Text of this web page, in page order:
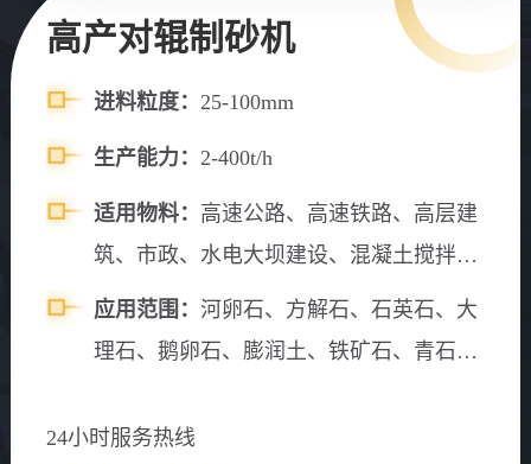
高产对辊制砂机
进料粒度： 25-100mm
生产能力： 2-400t/h
适用物料： 高速公路、高速铁路、高层建
筑、市政、水电大坝建设、混凝土搅拌
站、砂石料场等。
应用范围： 河卵石、方解石、石英石、大
理石、鹅卵石、膨润土、铁矿石、青石、
花岗岩、玄武岩等
24小时服务热线